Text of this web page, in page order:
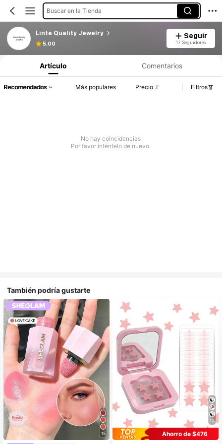
Buscar en la Tienda
Linte Quality Jewelry
5.00
Seguir
17 Seguidores
Artículo Comentarios
Recomendados Más populares Precio Filtros
No hay coincidencias
Por favor inténtelo de nuevo.
También podría gustarte
15
10
Ahorro de $476